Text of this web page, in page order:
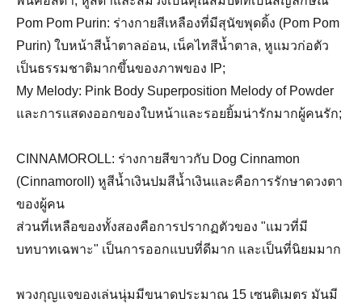
Pom Pom Purin: ร่างกายสีเหลืองที่มีสุนัขพุดดิ้ง (Pom Pom
Purin) ใบหน้าสีน้ำตาลอ่อน, เน็คไทสีน้ำตาล, หูแมวก่อตัว
เป็นธรรมชาติมากขึ้นของภาพของ IP;
My Melody: Pink Body Superposition Melody of Powder
และการแสดงออกของใบหน้าและรอยยิ้มน่ารักมากผู้คนรัก;
CINNAMOROLL: ร่างกายสีขาวกับ Dog Cinnamon
(Cinnamoroll) หูสีน้ำเงินปมสีน้ำเงินและคือการรักษาดวงตา
ของผู้คน
ส่วนที่เหลือของทั้งสองคือการปรากฏตัวของ "แมวที่มี
บทบาทเฉพาะ" เป็นการออกแบบที่ดีมาก และเป็นที่นิยมมาก
พวงกุญแจของเล่นนุ่มมีขนาดประมาณ 15 เซนติเมตร มันมี